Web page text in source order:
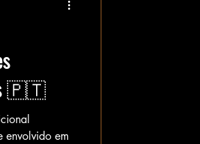
🇵🇹
envolvido em